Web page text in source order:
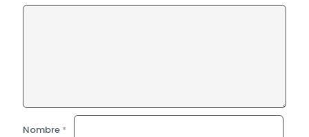
Nombre *